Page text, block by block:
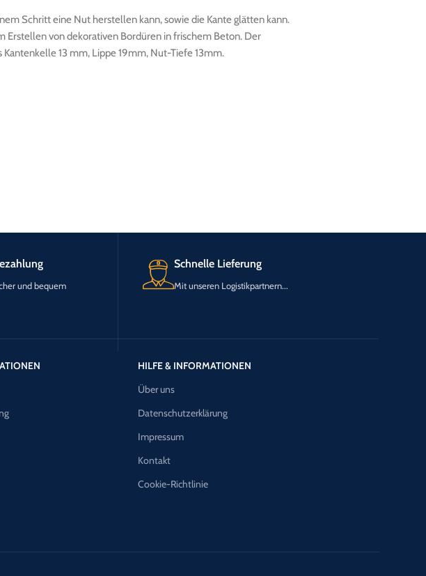
Schritt eine Nut herstellen kann, sowie die Kante glätten kann.
Erstellen von dekorativen Bordüren in frischem Beton. Der
13 mm, Lippe 19mm, Nut-Tiefe 13mm.
und bequem
Schnelle Lieferung
Mit unseren Logistikpartnern...
HILFE & INFORMATIONEN
Über uns
Datenschutzerklärung
Impressum
Kontakt
Cookie-Richtlinie